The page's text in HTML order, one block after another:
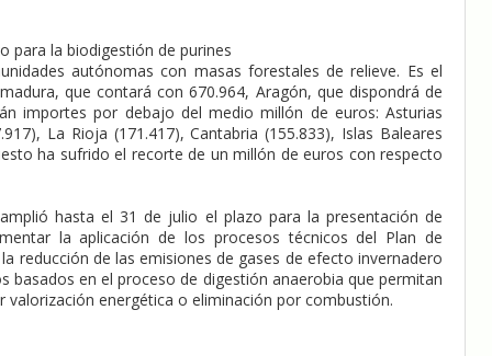
para la biodigestión de purines
autónomas con masas forestales de relieve. Es el
que contará con 670.964, Aragón, que dispondrá de
importes por debajo del medio millón de euros: Asturias
La Rioja (171.417), Cantabria (155.833), Islas Baleares
ha sufrido el recorte de un millón de euros con respecto
hasta el 31 de julio el plazo para la presentación de
la aplicación de los procesos técnicos del Plan de
reducción de las emisiones de gases de efecto invernadero
en el proceso de digestión anaerobia que permitan
energética o eliminación por combustión.